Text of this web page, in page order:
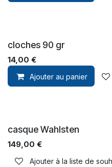
Ajouter à la liste de souhaits
Ajouter à la liste de souhaits
cloches 90 gr
14,00 €
Ajouter au panier
Ajouter à la liste de souhaits
casque Wahlsten
149,00 €
Ajouter à la liste de